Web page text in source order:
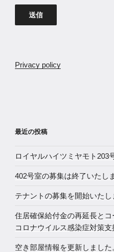
Privacy policy
最近の投稿
ロイヤルハイツミヤモト203
402号室の募集は終了いたし
テナントの募集を開始いたし
住居確保給付金の再延長と
コロナウイルス感染症対策支
空き部屋情報を更新しました